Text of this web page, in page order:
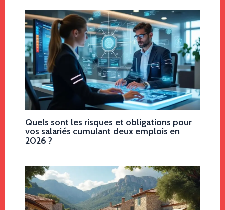
Quels sont les risques et obligations pour
vos salariés cumulant deux emplois en
2026 ?